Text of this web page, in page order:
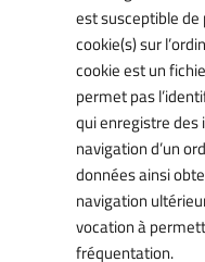
est susceptible de
cookie(s) sur
cookie est un
permet pas
qui enregistre
navigation d’un
données ainsi
navigation
vocation à
fréquentation.